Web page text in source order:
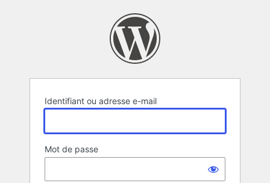
Identifiant ou adresse e-mail
Mot de passe